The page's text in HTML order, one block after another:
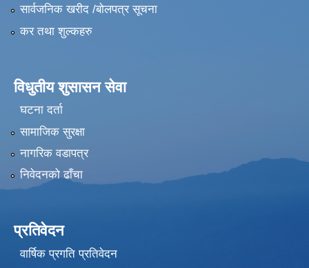
सार्वजनिक खरीद /बोलपत्र सूचना
कर तथा शुल्कहरु
विधुतीय शुसासन सेवा
घटना दर्ता
सामाजिक सुरक्षा
नागरिक वडापत्र
निवेदनको ढाँचा
प्रतिवेदन
वार्षिक प्रगति प्रतिवेदन